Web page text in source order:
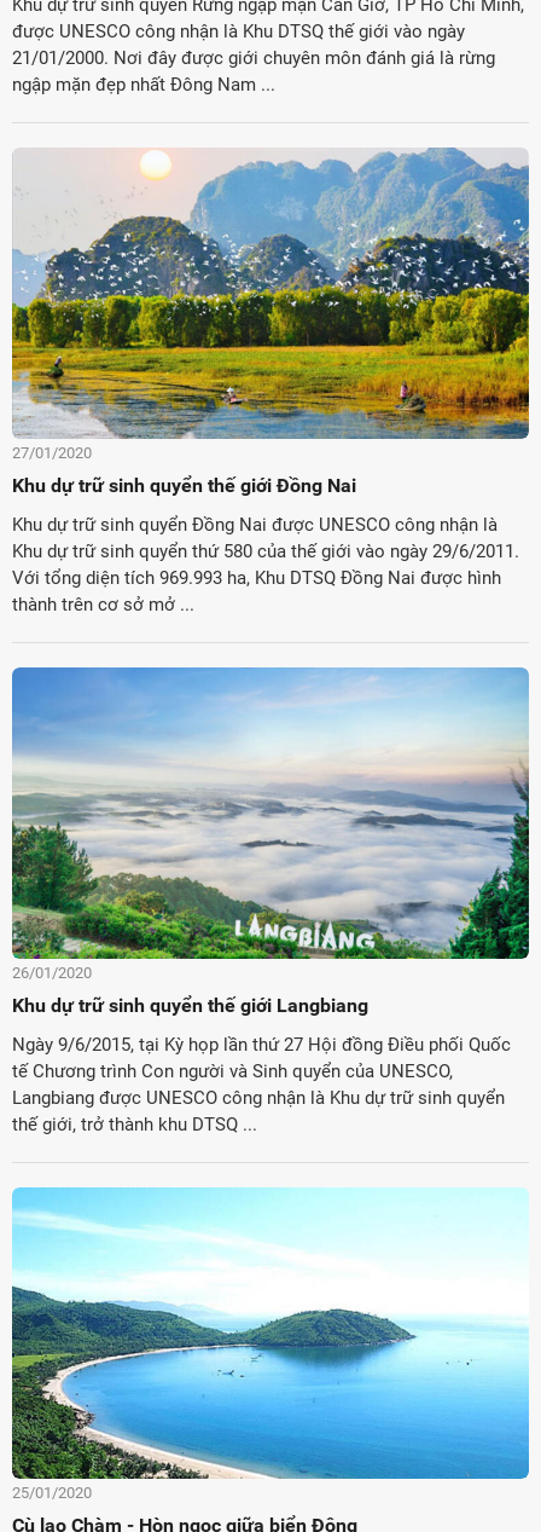
Khu dự trữ sinh quyển Rừng ngập mặn Cần Giờ, TP Hồ Chí Minh,
được UNESCO công nhận là Khu DTSQ thế giới vào ngày
21/01/2000. Nơi đây được giới chuyên môn đánh giá là rừng
ngập mặn đẹp nhất Đông Nam ...
27/01/2020
Khu dự trữ sinh quyển thế giới Đồng Nai
Khu dự trữ sinh quyển Đồng Nai được UNESCO công nhận là
Khu dự trữ sinh quyển thứ 580 của thế giới vào ngày 29/6/2011.
Với tổng diện tích 969.993 ha, Khu DTSQ Đồng Nai được hình
thành trên cơ sở mở ...
26/01/2020
Khu dự trữ sinh quyển thế giới Langbiang
Ngày 9/6/2015, tại Kỳ họp lần thứ 27 Hội đồng Điều phối Quốc
tế Chương trình Con người và Sinh quyển của UNESCO,
Langbiang được UNESCO công nhận là Khu dự trữ sinh quyển
thế giới, trở thành khu DTSQ ...
25/01/2020
Cù lao Chàm - Hòn ngọc giữa biển Đông